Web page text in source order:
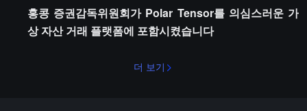
홍콩 증권감독위원회가 Polar Tensor를 의심스러운 가
상 자산 거래 플랫폼에 포함시켰습니다
더 보기